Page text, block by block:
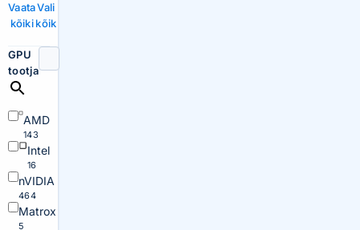
Vaata
kõiki
Vali
kõik
GPU
tootja
AMD
143
Intel
16
nVIDIA
464
Matrox
5